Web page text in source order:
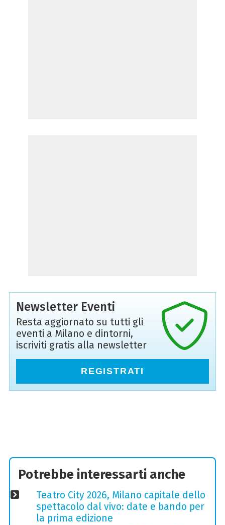
Newsletter Eventi
Resta aggiornato su tutti gli
eventi a Milano e dintorni,
iscriviti gratis alla newsletter
REGISTRATI
Potrebbe interessarti anche
Teatro City 2026, Milano capitale dello
spettacolo dal vivo: date e bando per
la prima edizione